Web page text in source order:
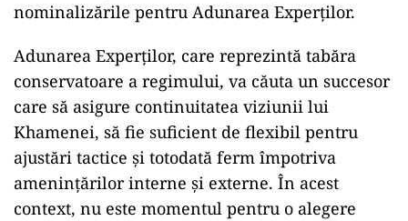
nominalizările pentru Adunarea Experților.
Adunarea Experților, care reprezintă tabăra
conservatoare a regimului, va căuta un succesor
care să asigure continuitatea viziunii lui
Khamenei, să fie suficient de flexibil pentru
ajustări tactice și totodată ferm împotriva
amenințărilor interne și externe. În acest
context, nu este momentul pentru o alegere